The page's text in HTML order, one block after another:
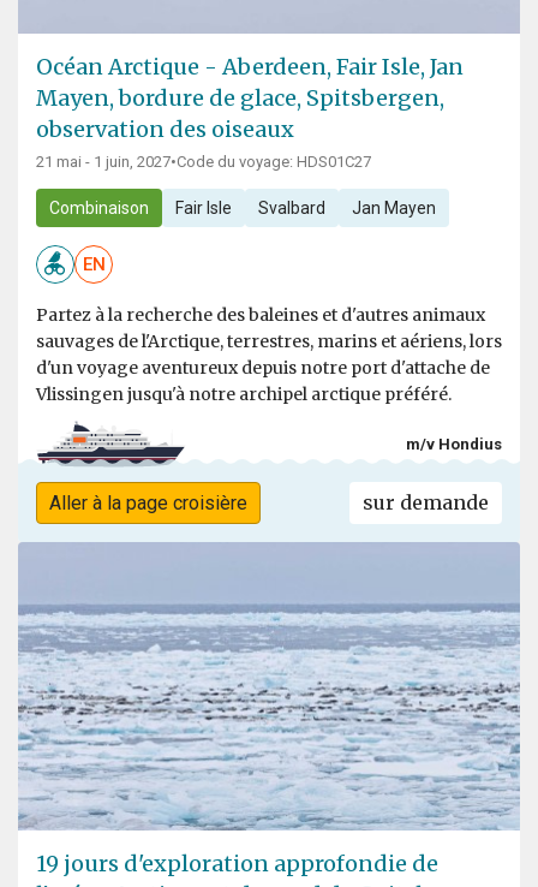
Océan Arctique - Aberdeen, Fair Isle, Jan
Mayen, bordure de glace, Spitsbergen,
observation des oiseaux
21 mai - 1 juin, 2027•Code du voyage: HDS01C27
Combinaison Fair Isle Svalbard Jan Mayen
EN
Partez à la recherche des baleines et d'autres animaux
sauvages de l'Arctique, terrestres, marins et aériens, lors
d'un voyage aventureux depuis notre port d'attache de
Vlissingen jusqu'à notre archipel arctique préféré.
m/v Hondius
Aller à la page croisière sur demande
19 jours d'exploration approfondie de